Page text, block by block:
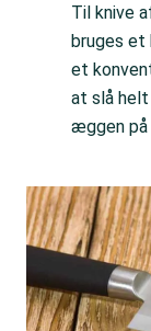
Til knive
bruges et
et
at slå
æggen på